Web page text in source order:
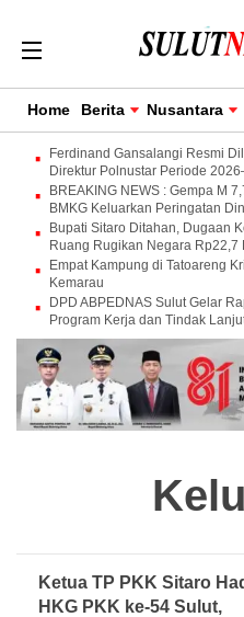
Home Berita Nusantara
Ferdinand Gansalangi Resmi
Direktur Polnustar Periode
BREAKING NEWS : Gempa M
BMKG Keluarkan Peringatan
Bupati Sitaro Ditahan, Dugaan
Ruang Rugikan Negara Rp22,7
Empat Kampung di Tatoareng
Kemarau
DPD ABPEDNAS Sulut Gelar
Program Kerja dan Tindak
Ketua TP PKK Sitaro
HKG PKK ke-54 Sulut,